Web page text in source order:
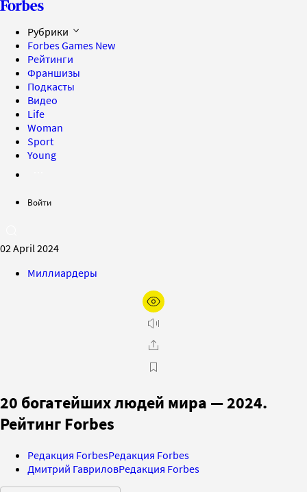
Рубрики
Forbes Games New
Рейтинги
Франшизы
Подкасты
Видео
Life
Woman
Sport
Young
Войти
02 April 2024
Миллиардеры
20 богатейших людей мира — 2024.
Рейтинг Forbes
Редакция ForbesРедакция Forbes
Дмитрий ГавриловРедакция Forbes